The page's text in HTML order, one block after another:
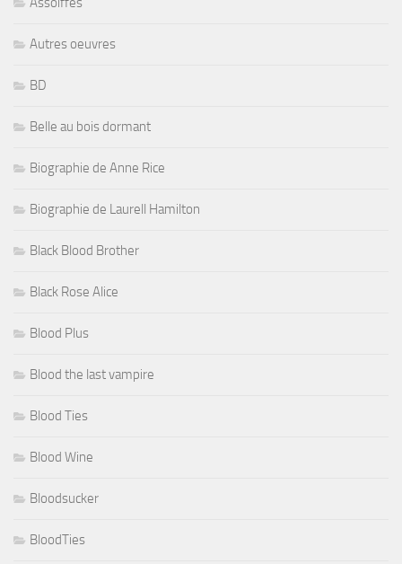
Autres oeuvres
BD
Belle au bois dormant
Biographie de Anne Rice
Biographie de Laurell Hamilton
Black Blood Brother
Black Rose Alice
Blood Plus
Blood the last vampire
Blood Ties
Blood Wine
Bloodsucker
BloodTies